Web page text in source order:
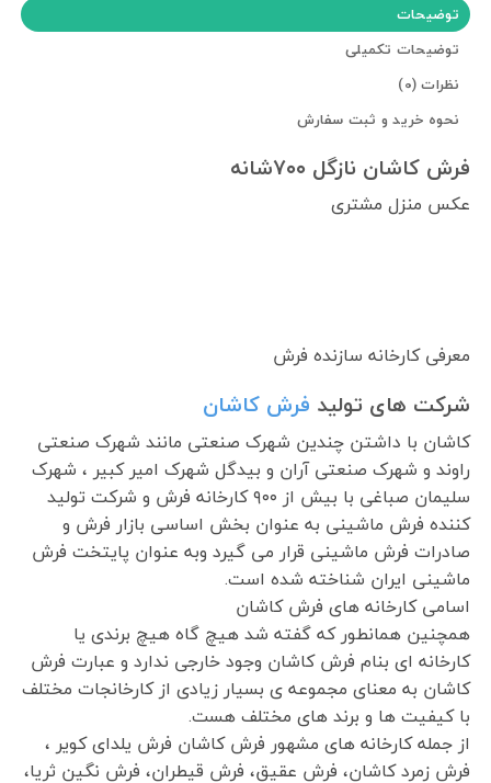
توضیحات
توضیحات تکمیلی
نظرات (0)
نحوه خرید و ثبت سفارش
فرش کاشان نازگل ۷۰۰شانه
عکس منزل مشتری
معرفی کارخانه سازنده فرش
شرکت های تولید فرش کاشان
کاشان با داشتن چندین شهرک صنعتی مانند شهرک صنعتی
راوند و شهرک صنعتی آران و بیدگل شهرک امیر کبیر ، شهرک
سلیمان صباغی با بیش از ۹۰۰ کارخانه فرش و شرکت تولید
کننده فرش ماشینی به عنوان بخش اساسی بازار فرش و
صادرات فرش ماشینی قرار می گیرد وبه عنوان پایتخت فرش
ماشینی ایران شناخته شده است.
اسامی کارخانه های فرش کاشان
همچنین همانطور که گفته شد هیچ گاه هیچ برندی یا
کارخانه ای بنام فرش کاشان وجود خارجی ندارد و عبارت فرش
کاشان به معنای مجموعه ی بسیار زیادی از کارخانجات مختلف
با کیفیت ها و برند های مختلف هست.
از جمله کارخانه های مشهور فرش کاشان فرش یلدای کویر ،
فرش زمرد کاشان، فرش عقیق، فرش قیطران، فرش نگین ثریا،